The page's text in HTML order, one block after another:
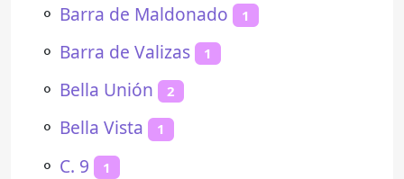
⚬ Barra de Maldonado 1
⚬ Barra de Valizas 1
⚬ Bella Unión 2
⚬ Bella Vista 1
⚬ C. 9 1